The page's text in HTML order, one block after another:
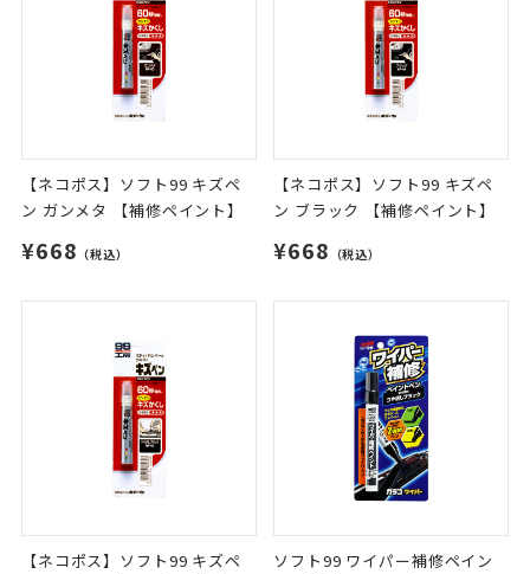
【ネコポス】ソフト99 キズペ
ン ガンメタ 【補修ペイント】
¥668 （税込）
【ネコポス】ソフト99 キズペ
ン ブラック 【補修ペイント】
¥668 （税込）
【ネコポス】ソフト99 キズペ
ソフト99 ワイパー補修ペイン